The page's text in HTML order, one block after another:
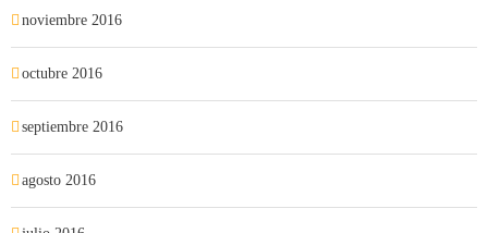
noviembre 2016
octubre 2016
septiembre 2016
agosto 2016